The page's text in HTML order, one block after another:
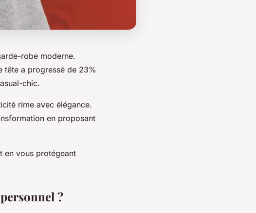
robe moderne.
tête a progressé de 23%
chic.
rime avec élégance.
en proposant
en vous protégeant
?